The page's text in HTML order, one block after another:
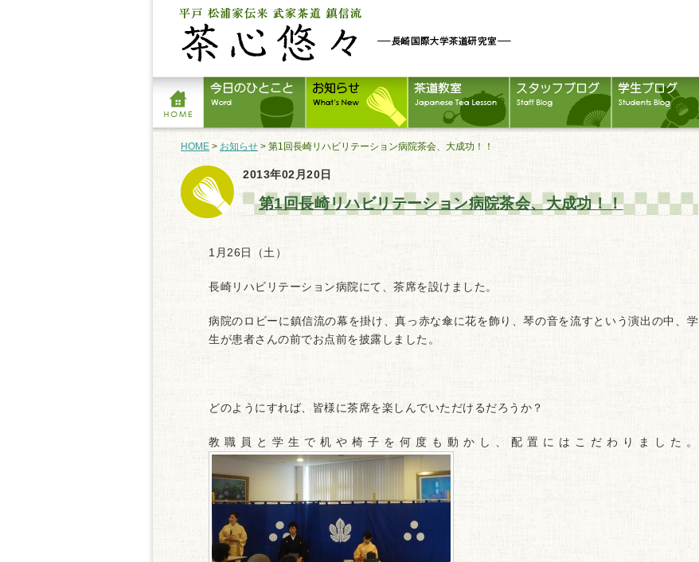
HOME > お知らせ > 第1回長崎リハビリテーション病院茶会、大成功！！
2013年02月20日
第1回長崎リハビリテーション病院茶会、大成功！！
1月26日（土）
長崎リハビリテーション病院にて、茶席を設けました。
病院のロビーに鎮信流の幕を掛け、真っ赤な傘に花を飾り、琴の音を流すという演出の中、学
生が患者さんの前でお点前を披露しました。
どのようにすれば、皆様に茶席を楽しんでいただけるだろうか？
教職員と学生で机や椅子を何度も動かし、配置にはこだわりました。